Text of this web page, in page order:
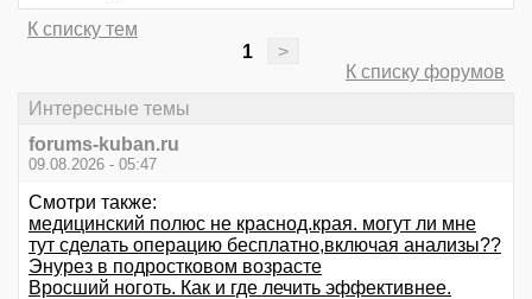
К списку тем
1
>
К списку форумов
Интересные темы
forums-kuban.ru
09.08.2026 - 05:47
Смотри также:
медицинский полюс не краснод.края. могут ли мне
тут сделать операцию бесплатно,включая анализы??
Энурез в подростковом возрасте
Вросший ноготь. Как и где лечить эффективнее.